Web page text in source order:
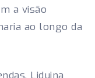
a visão
ao longo da